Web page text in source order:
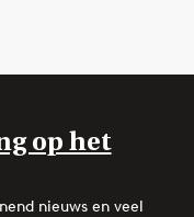
op het
nieuws en veel